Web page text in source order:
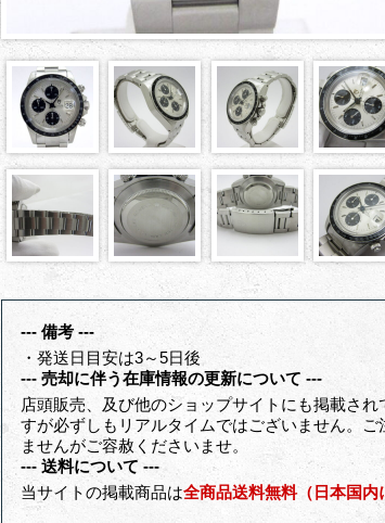
--- 備考 ---
・発送日目安は3～5日後
--- 売却に伴う在庫情報の更新について ---
店頭販売、及び他のショップサイトにも掲載さ
すが必ずしもリアルタイムではございません。
ませんがご容赦くださいませ。
--- 送料について ---
当サイトの掲載商品は全商品送料無料（日本国内